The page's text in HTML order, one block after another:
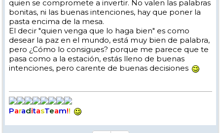
quien se compromete a invertir. No valen las palabras
bonitas, ni las buenas intenciones, hay que poner la
pasta encima de la mesa.
El decir "quien venga que lo haga bien" es como
desear la paz en el mundo, está muy bien de palabra,
pero ¿Cómo lo consigues? porque me parece que te
pasa como a la estación, estás lleno de buenas
intenciones, pero carente de buenas decisiones
ParaditasTeam!!